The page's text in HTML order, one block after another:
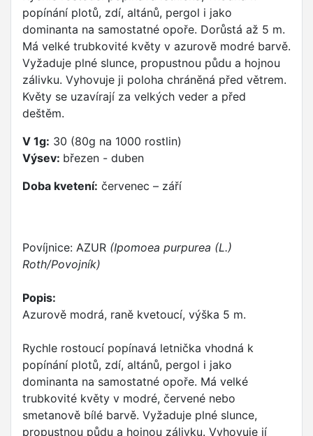
popínání plotů, zdí, altánů, pergol i jako
dominanta na samostatné opoře. Dorůstá až 5 m.
Má velké trubkovité květy v azurově modré barvě.
Vyžaduje plné slunce, propustnou půdu a hojnou
zálivku. Vyhovuje ji poloha chráněná před větrem.
Květy se uzavírají za velkých veder a před
deštěm.
V 1g: 30 (80g na 1000 rostlin)
Výsev: březen - duben
Doba kvetení: červenec – září
Povíjnice: AZUR (Ipomoea purpurea (L.)
Roth/Povojník)
Popis:
Azurově modrá, raně kvetoucí, výška 5 m.
Rychle rostoucí popínavá letnička vhodná k
popínání plotů, zdí, altánů, pergol i jako
dominanta na samostatné opoře. Má velké
trubkovité květy v modré, červené nebo
smetanově bílé barvě. Vyžaduje plné slunce,
propustnou půdu a hojnou zálivku. Vyhovuje jí